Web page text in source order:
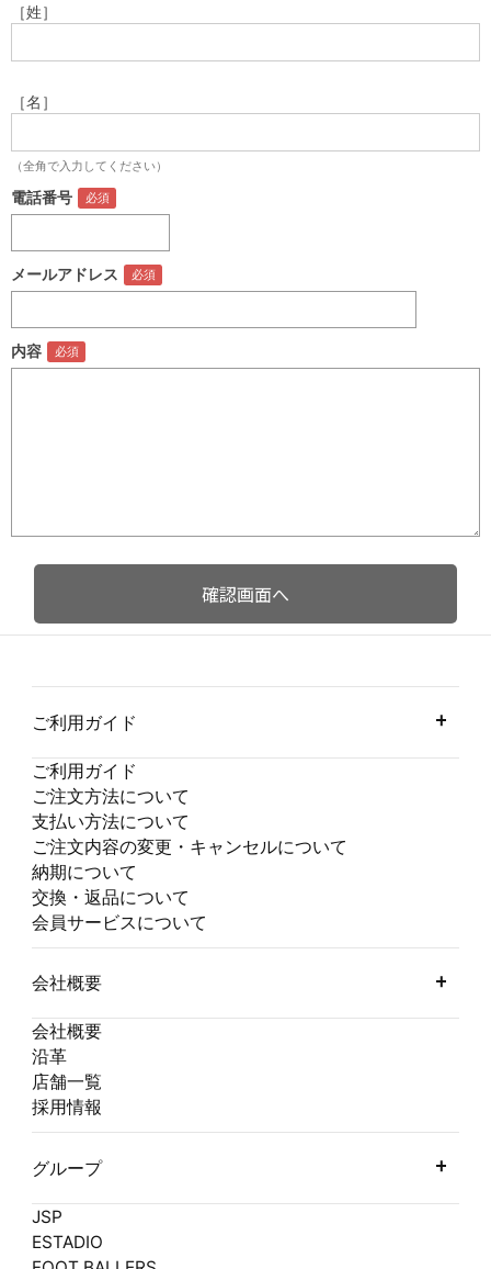
［姓］
［名］
（全角で入力してください）
電話番号
メールアドレス
内容
ご利用ガイド
ご利用ガイド
ご注文方法について
支払い方法について
ご注文内容の変更・キャンセルについて
納期について
交換・返品について
会員サービスについて
会社概要
会社概要
沿革
店舗一覧
採用情報
グループ
JSP
ESTADIO